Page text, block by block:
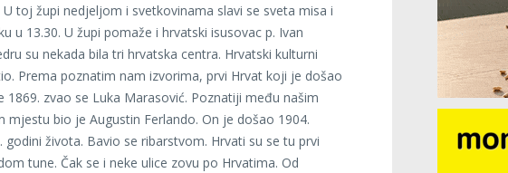
toj župi nedjeljom i svetkovinama slavi se sveta misa i
u 13.30. U župi pomaže i hrvatski isusovac p. Ivan
su nekada bila tri hrvatska centra. Hrvatski kulturni
Prema poznatim nam izvorima, prvi Hrvat koji je došao
1869. zvao se Luka Marasović. Poznatiji među našim
mjestu bio je Augustin Ferlando. On je došao 1904.
godini života. Bavio se ribarstvom. Hrvati su se tu prvi
tune. Čak se i neke ulice zovu po Hrvatima. Od